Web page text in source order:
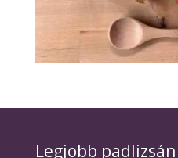
Legjobb